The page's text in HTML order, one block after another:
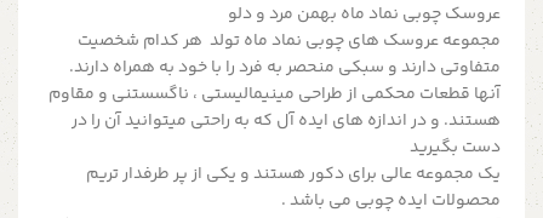
عروسک چوبی نماد ماه بهمن مرد و دلو
مجموعه عروسک های چوبی نماد ماه تولد هر کدام شخصیت
متفاوتی دارند و سبکی منحصر به فرد را با خود به همراه دارند.
آنها قطعات محکمی از طراحی مینیمالیستی ، ناگسستنی و مقاوم
هستند. و در اندازه های ایده آل که به راحتی میتوانید آن را در
دست بگیرید
یک مجموعه عالی برای دکور هستند و یکی از پر طرفدار تریم
محصولات ایده چوبی می باشد .